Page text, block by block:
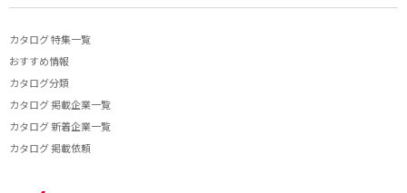
カタログ 特集一覧
おすすめ情報
カタログ分類
カタログ 掲載企業一覧
カタログ 新着企業一覧
カタログ 掲載依頼